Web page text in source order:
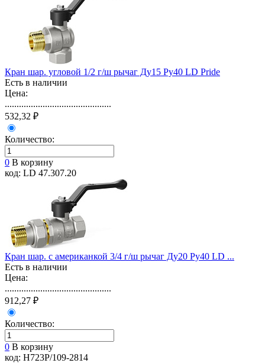
Кран шар. угловой 1/2 г/ш рычаг Ду15 Ру40 LD Pride
Есть в наличии
Цена:
.............................................
532,32 ₽
Количество:
0 В корзину
код: LD 47.307.20
Кран шар. с американкой 3/4 г/ш рычаг Ду20 Ру40 LD ...
Есть в наличии
Цена:
.............................................
912,27 ₽
Количество:
0 В корзину
код: Н723Р/109-2814